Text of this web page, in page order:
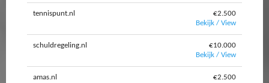
tennispunt.nl
€2.500
Bekijk / View
schuldregeling.nl
€10.000
Bekijk / View
amas.nl
€2.500